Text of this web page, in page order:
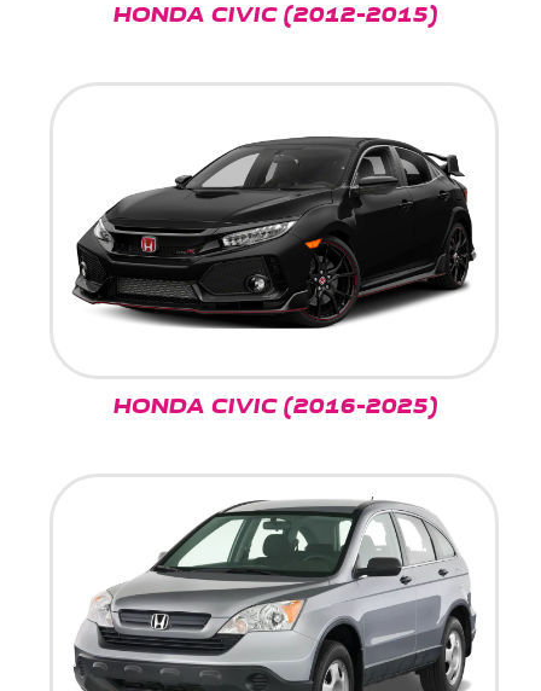
HONDA CIVIC (2012-2015)
HONDA CIVIC (2016-2025)